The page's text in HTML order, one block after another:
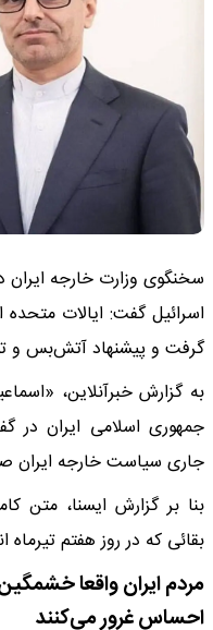
سخنگوی وزارت خارجه ایران
اسرائیل گفت: ایالات
گرفت و پیشنهاد آتش‌بس و
به گزارش خبرآنلاین،
جمهوری اسلامی ایران در
جاری سیاست خارجه ایران
بنا بر گزارش ایسنا، متن
بقائی که در روز هفتم
مردم ایران واقعا
احساس غرور می‌کنند